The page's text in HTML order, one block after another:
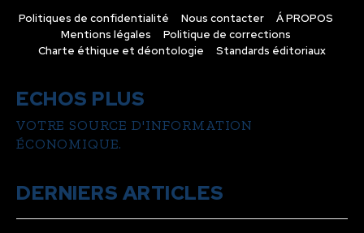
Politiques de confidentialité Nous contacter
Á PROPOS
Mentions légales
Politique de corrections
Charte éthique et déontologie
Standards éditoriaux
ECHOS PLUS
VOTRE SOURCE D'INFORMATION
ÉCONOMIQUE.
DERNIERS ARTICLES